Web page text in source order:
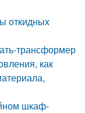
откидных
трансформер
как
шкаф-